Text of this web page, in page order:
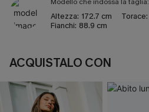
Altezza: 172.7 cm Torace:
Fianchi: 88.9 cm
ACQUISTALO CON